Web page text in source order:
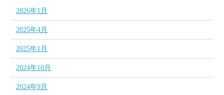
2026年1月
2025年4月
2025年1月
2024年10月
2024年9月